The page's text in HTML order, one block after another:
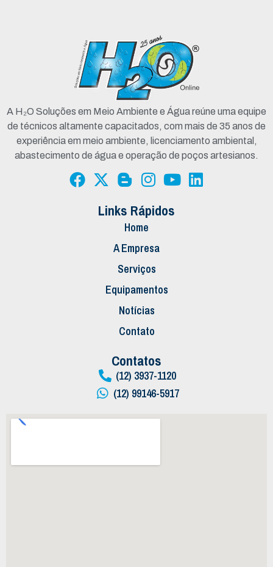
A H₂O Soluções em Meio Ambiente e Água reúne uma equipe
de técnicos altamente capacitados, com mais de 35 anos de
experiência em meio ambiente, licenciamento ambiental,
abastecimento de água e operação de poços artesianos.
Links Rápidos
Home
A Empresa
Serviços
Equipamentos
Notícias
Contato
Contatos
(12) 3937-1120
(12) 99146-5917